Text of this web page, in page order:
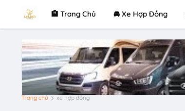
🏨 Trang Chủ 🚘 Xe Hợp Đồng
Trang chủ xe hợp đồng